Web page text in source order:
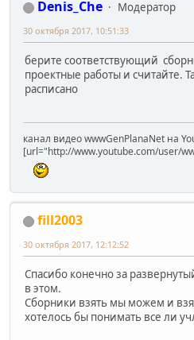
Denis_Che
Модератор
30 октября 2017, 10:51:33
берите соответствующий
проектные работы и считайте.
расписано
канал видео wwwGenPlanaNet на
[url="http://www.youtube.com/user/
fill2003
30 октября 2017, 12:12:52
Спасибо конечно за
в этом.
Сборники взять мы можем и
хотелось бы понимать все ли